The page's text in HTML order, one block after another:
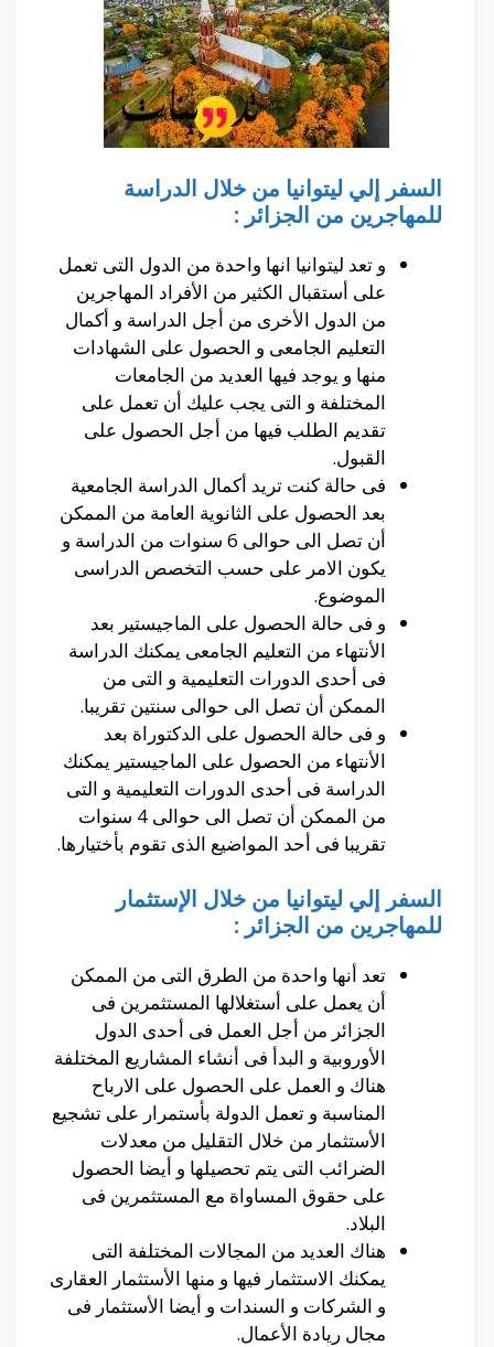
السفر إلي ليتوانيا من خلال الدراسة
للمهاجرين من الجزائر :
و تعد ليتوانيا انها واحدة من الدول التى تعمل
على أستقبال الكثير من الأفراد المهاجرين
من الدول الأخرى من أجل الدراسة و أكمال
التعليم الجامعى و الحصول على الشهادات
منها و يوجد فيها العديد من الجامعات
المختلفة و التى يجب عليك أن تعمل على
تقديم الطلب فيها من أجل الحصول على
القبول.
فى حالة كنت تريد أكمال الدراسة الجامعية
بعد الحصول على الثانوية العامة من الممكن
أن تصل الى حوالى 6 سنوات من الدراسة و
يكون الامر على حسب التخصص الدراسى
الموضوع.
و فى حالة الحصول على الماجيستير بعد
الأنتهاء من التعليم الجامعى يمكنك الدراسة
فى أحدى الدورات التعليمية و التى من
الممكن أن تصل الى حوالى سنتين تقريبا.
و فى حالة الحصول على الدكتوراة بعد
الأنتهاء من الحصول على الماجيستير يمكنك
الدراسة فى أحدى الدورات التعليمية و التى
من الممكن أن تصل الى حوالى 4 سنوات
تقريبا فى أحد المواضيع الذى تقوم بأختيارها.
السفر إلي ليتوانيا من خلال الإستثمار
للمهاجرين من الجزائر :
تعد أنها واحدة من الطرق التى من الممكن
أن يعمل على أستغلالها المستثمرين فى
الجزائر من أجل العمل فى أحدى الدول
الأوروبية و البدأ فى أنشاء المشاريع المختلفة
هناك و العمل على الحصول على الارباح
المناسبة و تعمل الدولة بأستمرار على تشجيع
الأستثمار من خلال التقليل من معدلات
الضرائب التى يتم تحصيلها و أيضا الحصول
على حقوق المساواة مع المستثمرين فى
البلاد.
هناك العديد من المجالات المختلفة التى
يمكنك الاستثمار فيها و منها الأستثمار العقارى
و الشركات و السندات و أيضا الأستثمار فى
مجال ريادة الأعمال.